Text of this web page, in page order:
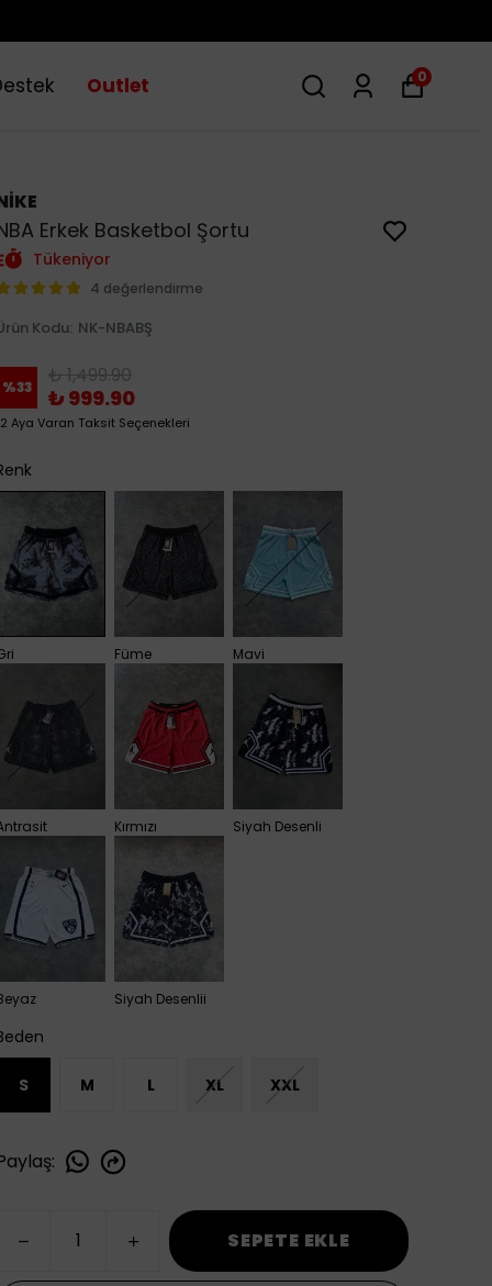
Outlet 0
Erkek Basketbol Şortu
Tükeniyor
4 değerlendirme
Kodu: NK-NBABŞ
%33 ₺ 1,499.90
₺ 999.90
Aya Varan Taksit Seçenekleri
Füme Mavi
Kırmızı Siyah Desenli
Siyah Desenlii
S M L XL XXL
:
SEPETE EKLE